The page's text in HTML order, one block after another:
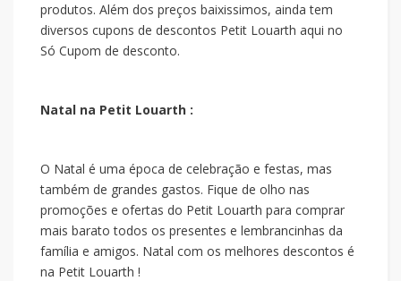
produtos. Além dos preços baixissimos, ainda tem
diversos cupons de descontos Petit Louarth aqui no
Só Cupom de desconto.
Natal na Petit Louarth :
O Natal é uma época de celebração e festas, mas
também de grandes gastos. Fique de olho nas
promoções e ofertas do Petit Louarth para comprar
mais barato todos os presentes e lembrancinhas da
família e amigos. Natal com os melhores descontos é
na Petit Louarth !